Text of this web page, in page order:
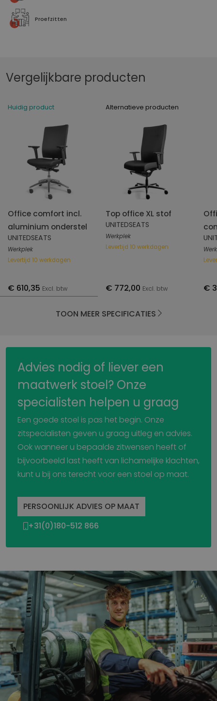
Proefzitten
Vergelijkbare producten
Huidig product Alternatieve producten
Office comfort incl.
aluminium onderstel
UNITEDSEATS
Werkplek
Levertijd 10 werkdagen
Top office XL stof
UNITEDSEATS
Werkplek
Levertijd 10 werkdagen
€ 610,35 Excl. btw € 772,00 Excl. btw €
TOON MEER SPECIFICATIES
Advies nodig of liever een
maatwerk stoel? Onze
specialisten helpen u graag
Een goede stoel is pas het begin. Onze
zitspecialisten geven u graag uitleg en advies.
Ook wanneer u bepaalde zitwensen heeft of
bijvoorbeeld last heeft van lichamelijke klachten,
kunt u bij ons terecht voor een stoel op maat.
PERSOONLIJK ADVIES OP MAAT
+31(0)180-512 866